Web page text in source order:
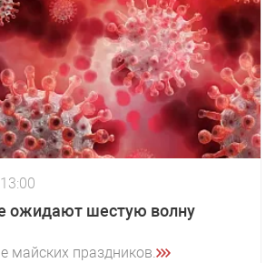
ожидают шестую волну
майских праздников.